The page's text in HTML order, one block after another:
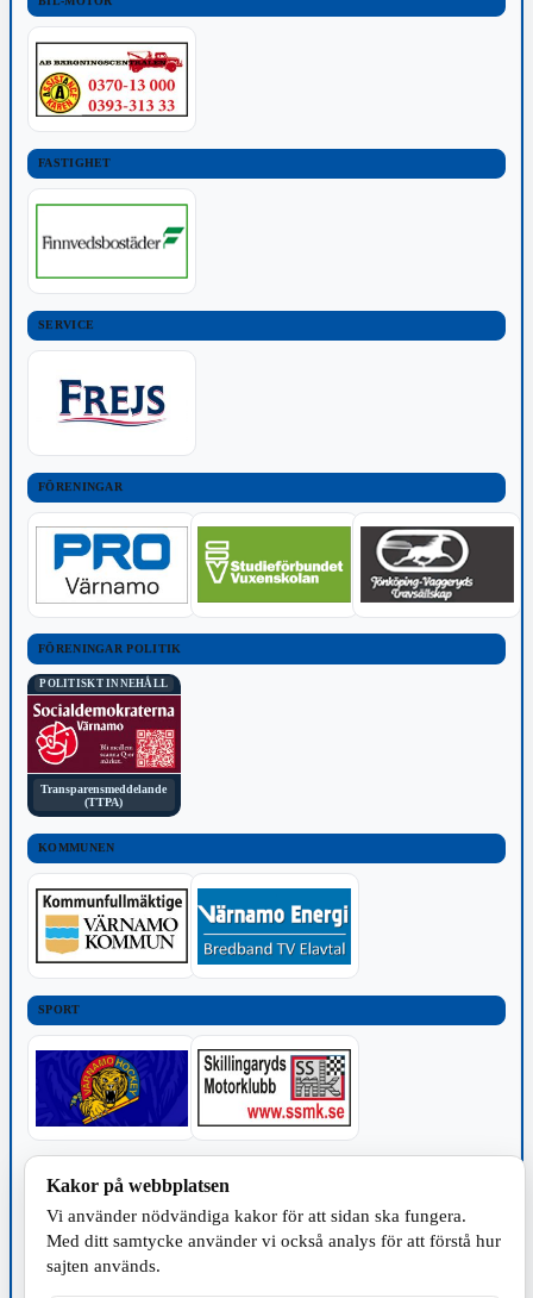
FASTIGHET
SERVICE
FÖRENINGAR
FÖRENINGAR POLITIK
POLITISKT INNEHÅLL
Transparensmeddelande
(TTPA)
KOMMUNEN
SPORT
Kakor på webbplatsen
Vi använder nödvändiga kakor för att sidan ska fungera.
Med ditt samtycke använder vi också analys för att förstå hur
sajten används.